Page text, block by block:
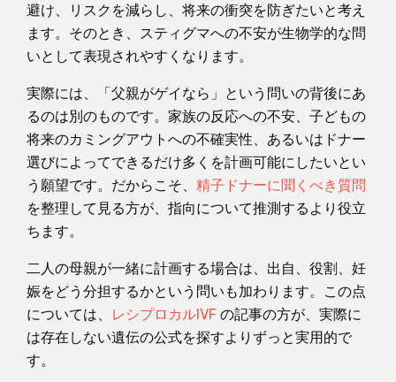
避け、リスクを減らし、将来の衝突を防ぎたいと考え
ます。そのとき、スティグマへの不安が生物学的な問
いとして表現されやすくなります。
実際には、「父親がゲイなら」という問いの背後にあ
るのは別のものです。家族の反応への不安、子どもの
将来のカミングアウトへの不確実性、あるいはドナー
選びによってできるだけ多くを計画可能にしたいとい
う願望です。だからこそ、 精子ドナーに聞くべき質問
を整理して見る方が、指向について推測するより役立
ちます。
二人の母親が一緒に計画する場合は、出自、役割、妊
娠をどう分担するかという問いも加わります。この点
については、
レシプロカルIVF の記事の方が、実際に
は存在しない遺伝の公式を探すよりずっと実用的で
す。